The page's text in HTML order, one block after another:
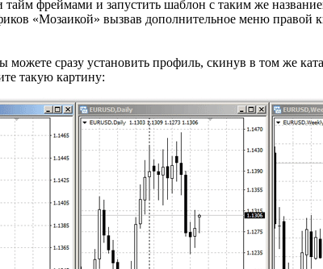
фреймами и запустить шаблон с таким же
«Мозаикой» вызвав дополнительное меню
можете сразу установить профиль, скинув в том же
такую картину: